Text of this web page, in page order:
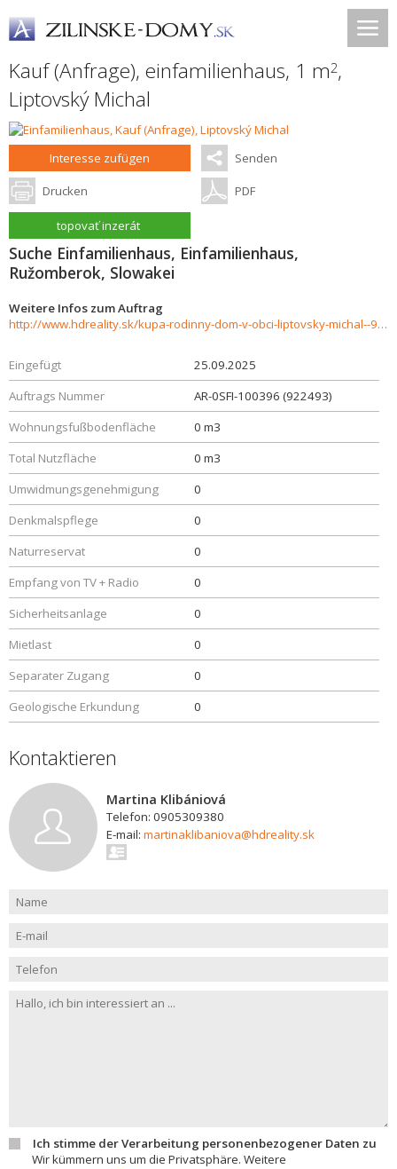
Kauf (Anfrage), einfamilienhaus, 1 m2,
Liptovský Michal
Interesse zufügen Senden
Drucken PDF
topovať inzerát
Suche Einfamilienhaus, Einfamilienhaus,
Ružomberok, Slowakei
Weitere Infos zum Auftrag
http://www.hdreality.sk/kupa-rodinny-dom-v-obci-liptovsky-michal--937283
Eingefügt
25.09.2025
Auftrags Nummer
AR-0SFI-100396 (922493)
Wohnungsfußbodenfläche
0 m3
Total Nutzfläche
0 m3
Umwidmungsgenehmigung
0
Denkmalspflege
0
Naturreservat
0
Empfang von TV + Radio
0
Sicherheitsanlage
0
Mietlast
0
Separater Zugang
0
Geologische Erkundung
0
Kontaktieren
Martina Klibániová
Telefon: 0905309380
E-mail: martinaklibaniova@hdreality.sk
Ich stimme der Verarbeitung personenbezogener Daten zu
Wir kümmern uns um die Privatsphäre. Weitere